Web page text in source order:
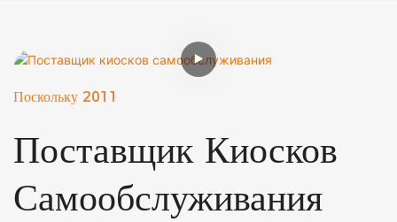
Поскольку 2011
Поставщик Киосков
Самообслуживания